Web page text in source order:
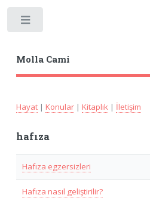
Molla Cami
Hayat| Konular| Kitaplık| İletişim
hafıza
Hafıza egzersizleri
Hafıza nasıl geliştirilir?